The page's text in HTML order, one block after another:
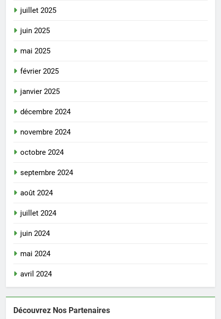
juillet 2025
juin 2025
mai 2025
février 2025
janvier 2025
décembre 2024
novembre 2024
octobre 2024
septembre 2024
août 2024
juillet 2024
juin 2024
mai 2024
avril 2024
Découvrez Nos Partenaires